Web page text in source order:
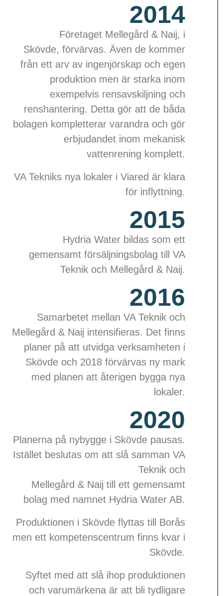
2014
Företaget Mellegård & Naij, i
Skövde, förvärvas. Även de kommer
från ett arv av ingenjörskap och egen
produktion men är starka inom
exempelvis rensavskiljning och
renshantering. Detta gör att de båda
bolagen kompletterar varandra och gör
erbjudandet inom mekanisk
vattenrening komplett.
VA Tekniks nya lokaler i Viared är klara
för inflyttning.
2015
Hydria Water bildas som ett
gemensamt försäljningsbolag till VA
Teknik och Mellegård & Naij.
2016
Samarbetet mellan VA Teknik och
Mellegård & Naij intensifieras. Det finns
planer på att utvidga verksamheten i
Skövde och 2018 förvärvas ny mark
med planen att återigen bygga nya
lokaler.
2020
Planerna på nybygge i Skövde pausas.
Istället beslutas om att slå samman VA
Teknik och
Mellegård & Naij till ett gemensamt
bolag med namnet Hydria Water AB.
Produktionen i Skövde flyttas till Borås
men ett kompetenscentrum finns kvar i
Skövde.
Syftet med att slå ihop produktionen
och varumärkena är att bli tydligare